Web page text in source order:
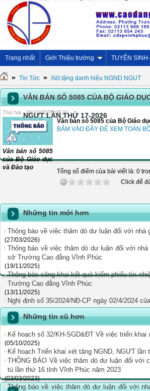
Trang nhất Giới Thiệu trường TUYỂN
» Tin Tức » Xét tặng danh hiệu NGND NGUT
VĂN BẢN SỐ 5085 CỦA BỘ GIÁO
NGƯT LẦN THỨ 17-2026
Thứ hai - 06/10/2025 08:21
Văn bản số 5085
của Bộ Giáo dục
và Đào tạo
Văn bản số 5085 của Bộ Giáo
BẤM VÀO ĐÂY ĐỂ XEM TOÀN
Tổng số điểm của bài viết là: 0
Click để
Những tin mới hơn
Thông báo về việc thăm dò dư luận đối với nhà
(27/03/2026)
Thông báo về việc thăm dò dư luận đối với
sở Trường Cao đẳng Vĩnh Phúc
(19/11/2025)
Thông báo công khai kết quả kiểm phiếu tín
Trường Cao đẳng Vĩnh Phúc
(13/11/2025)
Nghị định số 35/2024/NĐ-CP ngày 02/4/2024
Những tin cũ hơn
Kế hoạch số 32/KH-SGD&ĐT Về việc triển
(05/10/2025)
Kế hoạch Triển khai xét tặng NGND, NGƯT lần
THÔNG BÁO Về việc thăm dò dư luận đối với
tú lần thứ 16 tỉnh Vĩnh Phúc năm 2023
(03/03/2023)
Thông báo về việc thăm dò dư luận đối với